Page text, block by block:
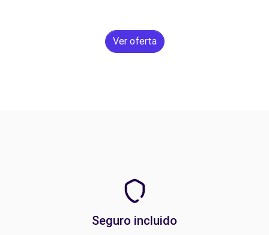
Ver oferta
Seguro incluido